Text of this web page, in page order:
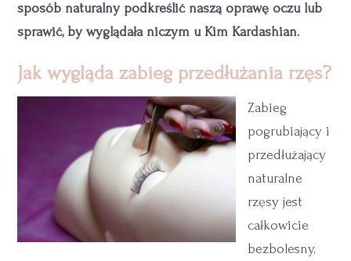
sposób naturalny podkreślić naszą oprawę oczu lub
sprawić, by wyglądała niczym u Kim Kardashian.
Jak wygląda zabieg przedłużania rzęs?
Zabieg
pogrubiający i
przedłużający
naturalne
rzęsy jest
całkowicie
bezbolesny,